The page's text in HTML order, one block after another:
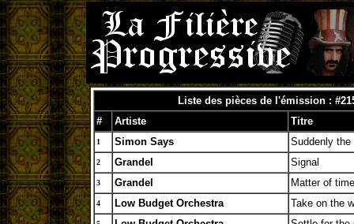
Liste des pièces de l'émission :
#
Artiste Titre
1 Simon Says Suddenly the
2 Grandel Signal
3 Grandel Matter of time
4 Low Budget Orchestra Take on the